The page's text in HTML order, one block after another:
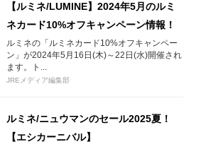
【ルミネ/LUMINE】2024年5月のルミ
ネカード10%オフキャンペーン情報！
ルミネの「ルミネカード10%オフキャンペー
ン」が2024年5月16日(木)～22日(水)開催され
ます。ト...
JREメディア編集部
ルミネ/ニュウマンのセール2025夏！
【エシカーニバル】